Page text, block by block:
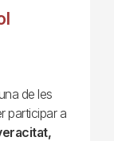
de les
participar a